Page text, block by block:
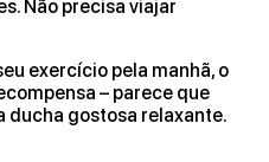
Não precisa viajar
exercício pela manhã, o
– parece que
ducha gostosa relaxante.